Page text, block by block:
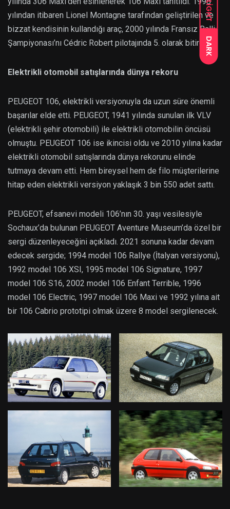
LIGHT
DARK
yılından itibaren Lionel Montagne tarafından geliştirilen ve
bizzat kendisinin kullandığı araç, 2000 yılında Fransız Ralli
Şampiyonası’nı Cédric Robert pilotajında 5. olarak bitirdi.
Elektrikli otomobil satışlarında dünya rekoru
PEUGEOT 106, elektrikli versiyonuyla da uzun süre önemli
başarılar elde etti. PEUGEOT, 1941 yılında sunulan ilk VLV
(elektrikli şehir otomobili) ile elektrikli otomobilin öncüsü
olmuştu. PEUGEOT 106 ise ikincisi oldu ve 2010 yılına kadar
elektrikli otomobil satışlarında dünya rekorunu elinde
tutmaya devam etti. Hem bireysel hem de filo müşterilerine
hitap eden elektrikli versiyon yaklaşık 3 bin 550 adet sattı.
PEUGEOT, efsanevi modeli 106’nın 30. yaşı vesilesiyle
Sochaux’da bulunan PEUGEOT Aventure Museum’da özel bir
sergi düzenleyeceğini açıkladı. 2021 sonuna kadar devam
edecek sergide; 1994 model 106 Rallye (İtalyan versiyonu),
1992 model 106 XSI, 1995 model 106 Signature, 1997
model 106 S16, 2002 model 106 Enfant Terrible, 1996
model 106 Electric, 1997 model 106 Maxi ve 1992 yılına ait
bir 106 Cabrio prototipi olmak üzere 8 model sergilenecek.